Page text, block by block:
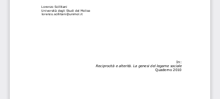
Lorenzo Scillitani
Università degli Studi del Molise
   lorenzo.scillitani@unimol.it
In:
Reciprocità e alterità. La genesi del legame sociale
Quaderno 2010